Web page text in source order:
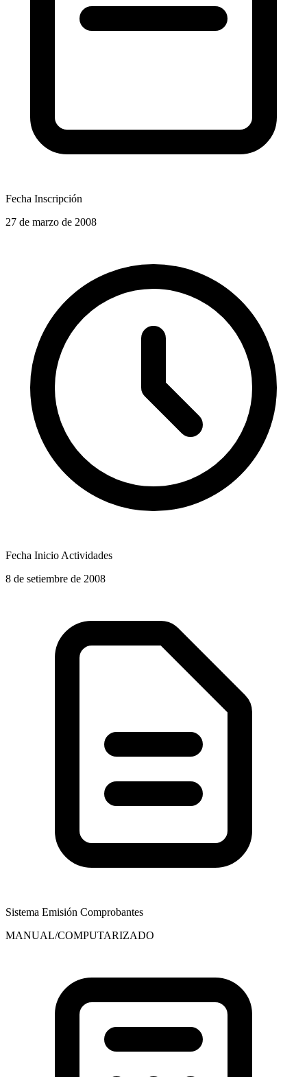
Fecha Inscripción
27 de marzo de 2008
Fecha Inicio Actividades
8 de setiembre de 2008
Sistema Emisión Comprobantes
MANUAL/COMPUTARIZADO